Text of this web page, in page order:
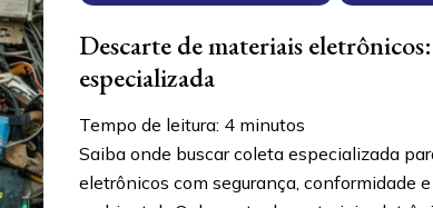
Descarte de materiais
especializada
Tempo de leitura: 4 minutos
Saiba onde buscar coleta especializada
eletrônicos com segurança, conformidade